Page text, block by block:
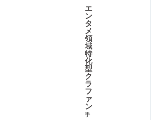
エ
ン
タ
メ
領
域
特
化
型
ク
ラ
フ
ァ
ン
手